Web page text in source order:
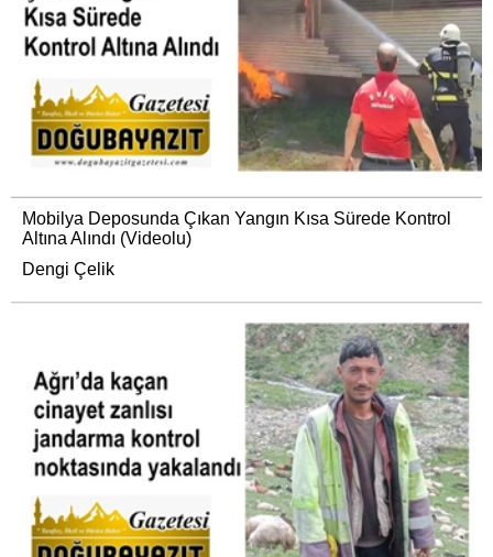
Mobilya Deposunda Çıkan Yangın Kısa Sürede Kontrol
Altına Alındı (Videolu)
Dengi Çelik